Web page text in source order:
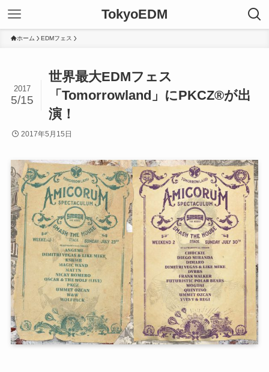
TokyoEDM
ホーム EDMフェス
世界最大EDMフェス
「Tomorrowland」にPKCZ®が出
演！
2017
5/15
2017年5月15日